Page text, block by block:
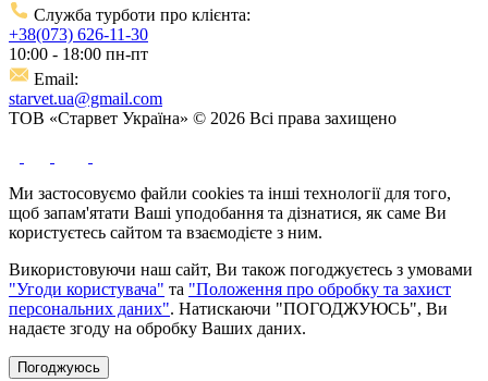
Служба турботи про клієнта:
+38(073) 626-11-30
10:00 - 18:00 пн-пт
Email:
starvet.ua@gmail.com
ТОВ «Старвет Україна» © 2026 Всі права захищено
Ми застосовуємо файли cookies та інші технології для того,
щоб запам'ятати Ваші уподобання та дізнатися, як саме Ви
користуєтесь сайтом та взаємодієте з ним.
Використовуючи наш сайт, Ви також погоджуєтесь з умовами
"Угоди користувача" та "Положення про обробку та захист
персональних даних". Натискаючи "ПОГОДЖУЮСЬ", Ви
надаєте згоду на обробку Ваших даних.
Погоджуюсь